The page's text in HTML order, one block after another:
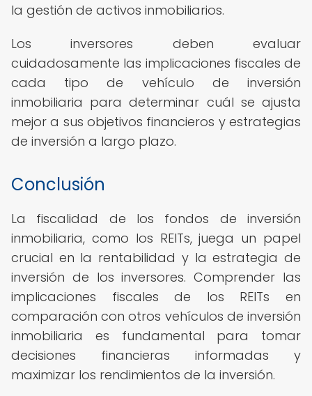
la gestión de activos inmobiliarios.
Los inversores deben evaluar
cuidadosamente las implicaciones fiscales de
cada tipo de vehículo de inversión
inmobiliaria para determinar cuál se ajusta
mejor a sus objetivos financieros y estrategias
de inversión a largo plazo.
Conclusión
La fiscalidad de los fondos de inversión
inmobiliaria, como los REITs, juega un papel
crucial en la rentabilidad y la estrategia de
inversión de los inversores. Comprender las
implicaciones fiscales de los REITs en
comparación con otros vehículos de inversión
inmobiliaria es fundamental para tomar
decisiones financieras informadas y
maximizar los rendimientos de la inversión.